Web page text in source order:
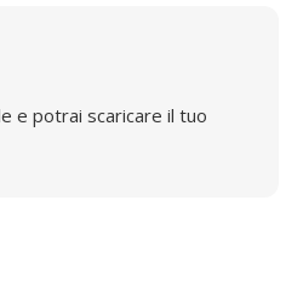
e potrai scaricare il tuo